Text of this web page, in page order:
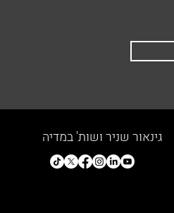
גינאור שניר ושות' במדיה